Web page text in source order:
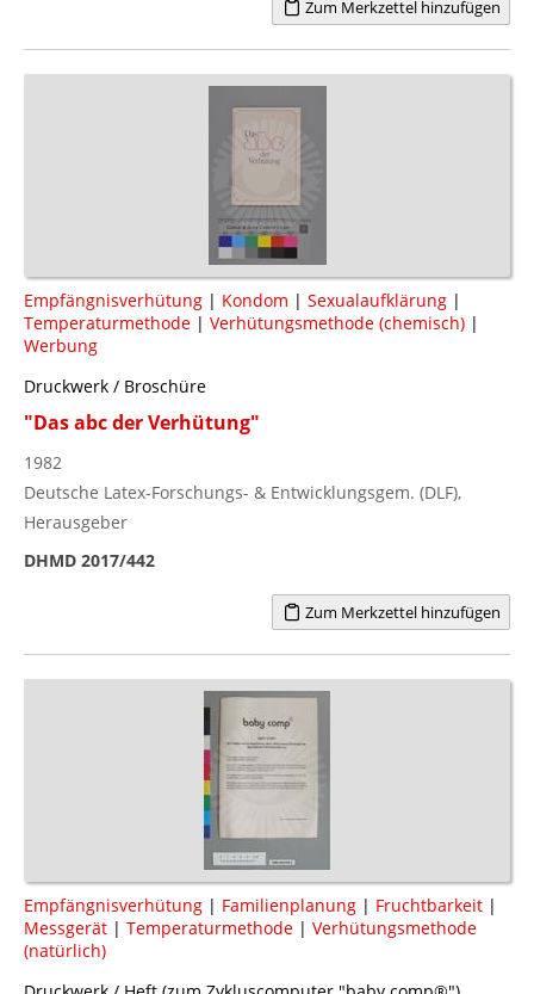
Zum Merkzettel hinzufügen
Empfängnisverhütung | Kondom | Sexualaufklärung |
Temperaturmethode | Verhütungsmethode (chemisch) |
Werbung
Druckwerk / Broschüre
"Das abc der Verhütung"
1982
Deutsche Latex-Forschungs- & Entwicklungsgem. (DLF),
Herausgeber
DHMD 2017/442
Zum Merkzettel hinzufügen
Empfängnisverhütung | Familienplanung | Fruchtbarkeit |
Messgerät | Temperaturmethode | Verhütungsmethode
(natürlich)